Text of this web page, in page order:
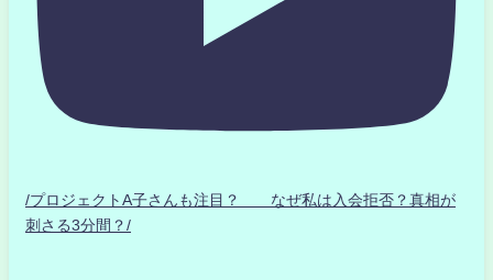
/プロジェクトA子さんも注目？ なぜ私は入会拒否？真相が
刺さる3分間？/